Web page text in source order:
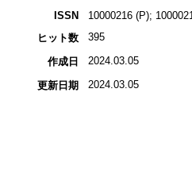
ISSN
10000216 (P);
ヒット数
395
作成日 2024.03.05
更新日期 2024.03.05